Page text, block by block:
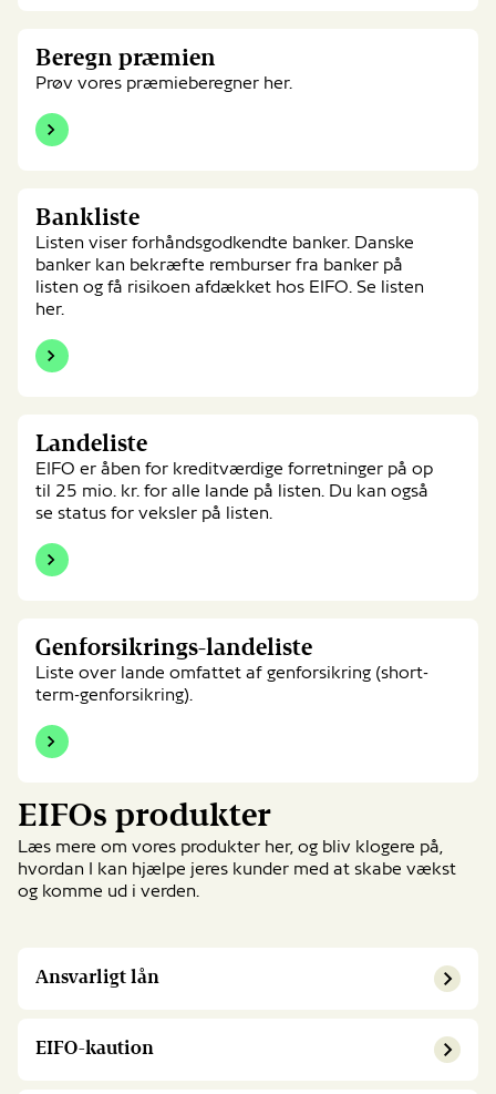
Beregn præmien
Prøv vores præmieberegner her.
præmien
Bankliste
Listen viser forhåndsgodkendte banker. Danske
banker kan bekræfte remburser fra banker på
listen og få risikoen afdækket hos EIFO. Se listen
her.
Landeliste
EIFO er åben for kreditværdige forretninger på op
til 25 mio. kr. for alle lande på listen. Du kan også
se status for veksler på listen.
Genforsikrings-landeliste
Liste over lande omfattet af genforsikring (short-
term-genforsikring).
landeliste
EIFOs produkter
Læs mere om vores produkter her, og bliv klogere på,
hvordan I kan hjælpe jeres kunder med at skabe vækst
og komme ud i verden.
Ansvarligt lån
EIFO-kaution